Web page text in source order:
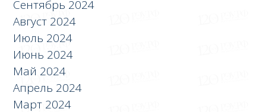
Сентябрь 2024
Август 2024
Июль 2024
Июнь 2024
Май 2024
Апрель 2024
Март 2024